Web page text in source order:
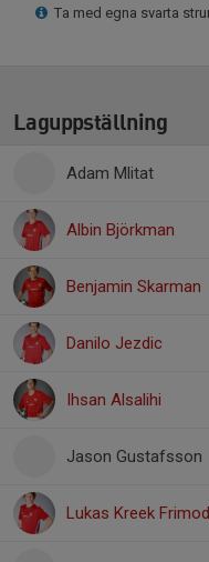
Ta med egna svarta
Laguppställning
Adam Mlitat
Albin Björkman
Benjamin Skarman
Danilo Jezdic
Ihsan Alsalihi
Jason Gustafsson
Lukas Kreek